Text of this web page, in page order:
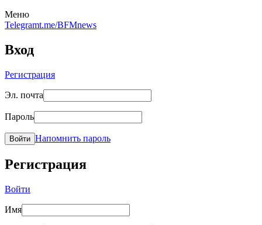
Меню
Telegramt.me/BFMnews
Вход
Регистрация
Эл. почта
Пароль
Войти Напомнить пароль
Регистрация
Войти
Имя